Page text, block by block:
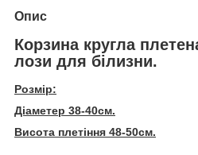
Опис
Корзина кругла
лози для білизни.
Розмір:
Діаметер 38-40см.
Висота плетіння 48-50см.